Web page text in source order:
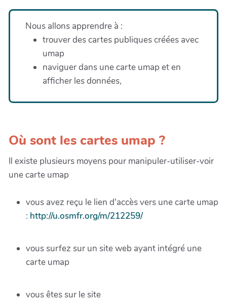
Nous allons apprendre à :
trouver des cartes publiques créées avec
umap
naviguer dans une carte umap et en
afficher les données,
Où sont les cartes umap ?
Il existe plusieurs moyens pour manipuler-utiliser-voir
une carte umap
vous avez reçu le lien d'accès vers une carte umap
: http://u.osmfr.org/m/212259/
vous surfez sur un site web ayant intégré une
carte umap
vous êtes sur le site